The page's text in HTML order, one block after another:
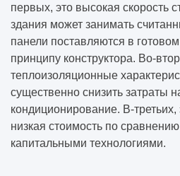
первых, это высокая скорость
здания может занимать
панели поставляются в
принципу конструктора. Во-
теплоизоляционные
существенно снизить затраты
кондиционирование. В-третьих,
низкая стоимость по
капитальными технологиями.